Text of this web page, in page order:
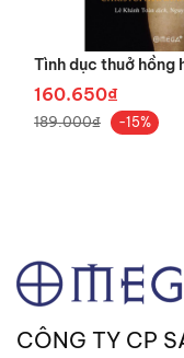
học Monash, Úc
Tình dục thuở hồng
160.650₫
189.000₫ -15%
CÔNG TY CP